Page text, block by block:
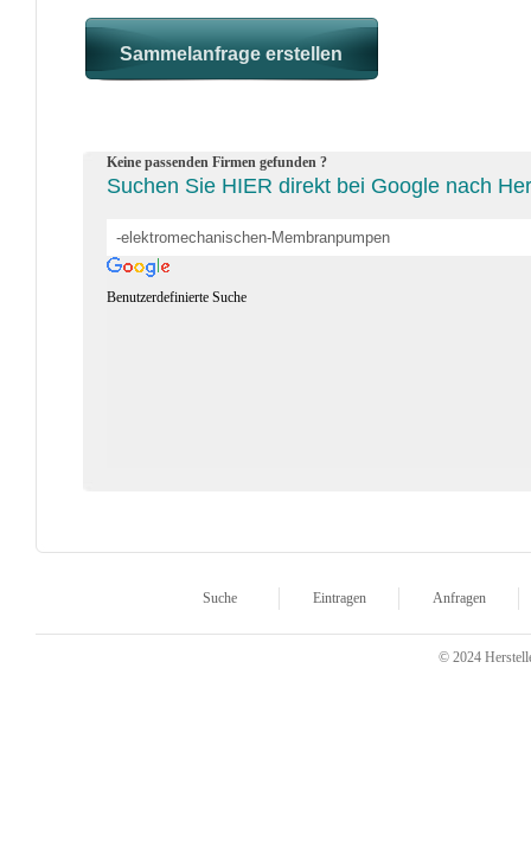
Keine passenden Firmen gefunden ?
Suchen Sie HIER direkt bei Google nach
Benutzerdefinierte Suche
Suche Eintragen Anfragen
© 2024